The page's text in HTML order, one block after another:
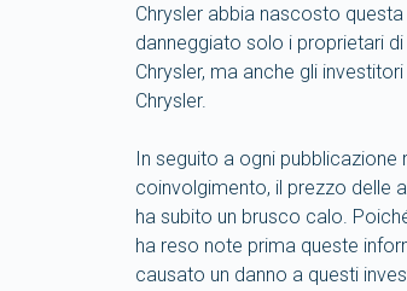
Chrysler abbia nascosto
danneggiato solo i proprietari
Chrysler, ma anche gli
Chrysler.
In seguito a ogni pubblicazione
coinvolgimento, il prezzo delle
ha subito un brusco calo.
ha reso note prima queste
causato un danno a questi